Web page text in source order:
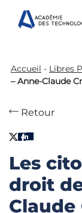
content
Accueil - Libres
– Anne-Claude
Retour
Les
droit
Claude